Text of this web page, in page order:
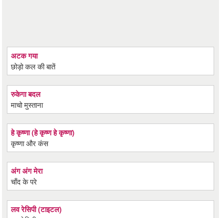
अटक गया
छोड़ो कल की बातें
रुकेगा बदल
माचो मुस्ताना
हे कृष्णा (हे कृष्ण हे कृष्णा)
कृष्णा और कंस
अंग अंग मेरा
चाँद के परे
लव रेसिपी (टाइटल)